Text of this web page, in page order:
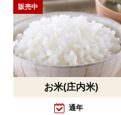
販売中
お米(庄内米)
通年